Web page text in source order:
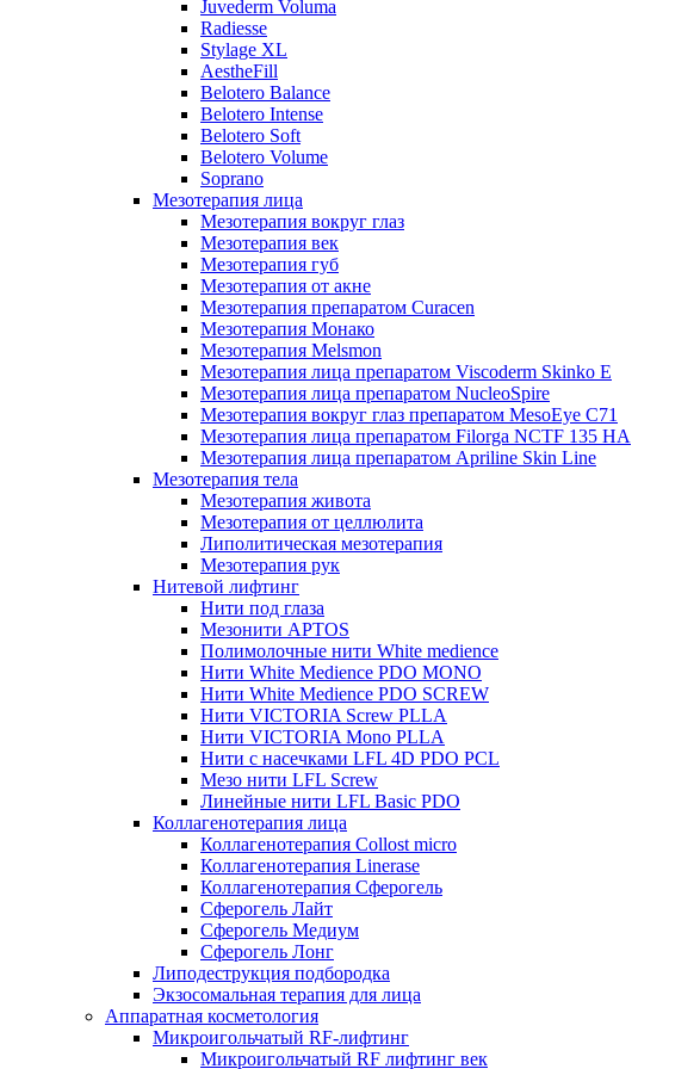
Juvederm Voluma
Radiesse
Stylage XL
AestheFill
Belotero Balance
Belotero Intense
Belotero Soft
Belotero Volume
Soprano
Мезотерапия лица
Мезотерапия вокруг глаз
Мезотерапия век
Мезотерапия губ
Мезотерапия от акне
Мезотерапия препаратом Curacen
Мезотерапия Монако
Мезотерапия Melsmon
Мезотерапия лица препаратом Viscoderm Skinko E
Мезотерапия лица препаратом NucleoSpire
Мезотерапия вокруг глаз препаратом MesoEye С71
Мезотерапия лица препаратом Filorga NCTF 135 HA
Мезотерапия лица препаратом Apriline Skin Line
Мезотерапия тела
Мезотерапия живота
Мезотерапия от целлюлита
Липолитическая мезотерапия
Мезотерапия рук
Нитевой лифтинг
Нити под глаза
Мезонити APTOS
Полимолочные нити White medience
Нити White Medience PDO MONO
Нити White Medience PDO SCREW
Нити VICTORIA Screw PLLA
Нити VICTORIA Mono PLLA
Нити с насечками LFL 4D PDO PCL
Мезо нити LFL Screw
Линейные нити LFL Basic PDO
Коллагенотерапия лица
Коллагенотерапия Collost micro
Коллагенотерапия Linerase
Коллагенотерапия Сферогель
Сферогель Лайт
Сферогель Медиум
Сферогель Лонг
Липодеструкция подбородка
Экзосомальная терапия для лица
Аппаратная косметология
Микроигольчатый RF-лифтинг
Микроигольчатый RF лифтинг век